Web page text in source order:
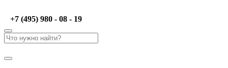
+7 (495) 980 - 08 - 19